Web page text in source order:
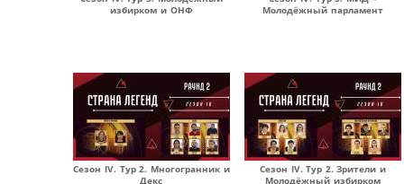
избирком и ОНФ
Молодёжный парламент
Сезон IV. Тур 2. Многогранник и
Декс
Сезон IV. Тур 2. Зрители и
Молодёжный избирком